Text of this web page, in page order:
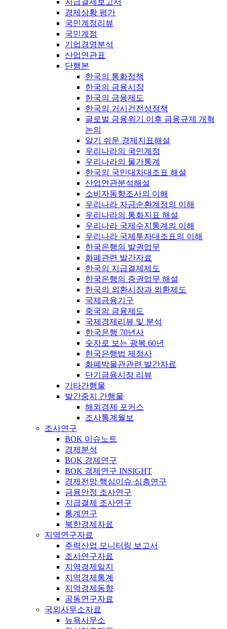
지급결제보고서
경제상황 평가
국민계정리뷰
국민계정
기업경영분석
산업연관표
단행본
한국의 통화정책
한국의 금융시장
한국의 금융제도
한국의 거시건전성정책
글로벌 금융위기 이후 금융규제 개혁
논의
알기 쉬운 경제지표해설
우리나라의 국민계정
우리나라의 물가통계
한국의 국민대차대조표 해설
산업연관분석해설
소비자동향조사의 이해
우리나라 자금순환계정의 이해
우리나라의 통화지표 해설
우리나라 국제수지통계의 이해
우리나라 국제투자대조표의 이해
한국은행의 발권업무
화폐관련 발간자료
한국의 지급결제제도
한국은행의 증권업무 해설
한국의 외환시장과 외환제도
국제금융기구
중국의 금융제도
국제경제리뷰 및 분석
한국은행 70년사
숫자로 보는 광복 60년
한국은행법 제정사
화폐박물관관련 발간자료
단기금융시장 리뷰
기타간행물
발간중지 간행물
해외경제 포커스
조사통계월보
조사연구
BOK 이슈노트
경제분석
BOK 경제연구
BOK 경제연구 INSIGHT
경제전망 핵심이슈·심층연구
금융안정 조사연구
지급결제 조사연구
통계연구
북한경제자료
지역연구자료
주력산업 모니터링 보고서
조사연구자료
지역경제일지
지역경제통계
지역경제동향
공동연구자료
국외사무소자료
뉴욕사무소